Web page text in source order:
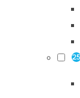
25